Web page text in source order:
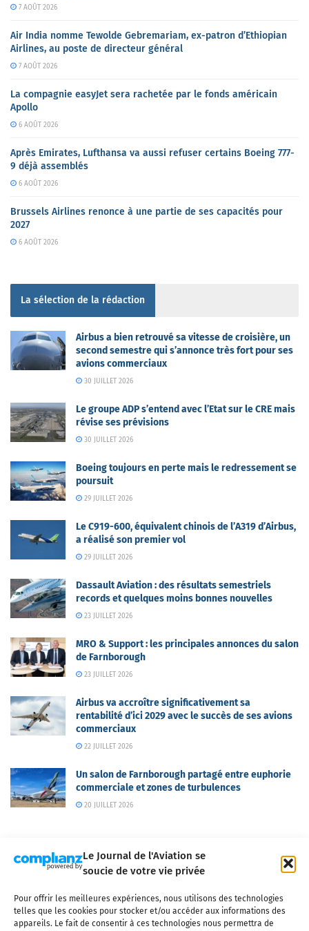
Le Journal de l'Aviation se
soucie de votre vie privée
Pour offrir les meilleures expériences, nous utilisons des technologies
telles que les cookies pour stocker et/ou accéder aux informations des
appareils. Le fait de consentir à ces technologies nous permettra de
7 AOÛT 2026
Air India nomme Tewolde Gebremariam, ex-patron d’Ethiopian
Airlines, au poste de directeur général
7 AOÛT 2026
La compagnie easyJet sera rachetée par le fonds américain
Apollo
6 AOÛT 2026
Après Emirates, Lufthansa va aussi refuser certains Boeing 777-
9 déjà assemblés
6 AOÛT 2026
Brussels Airlines renonce à une partie de ses capacités pour
2027
6 AOÛT 2026
La sélection de la rédaction
Airbus a bien retrouvé sa vitesse de croisière, un
second semestre qui s’annonce très fort pour ses
avions commerciaux
30 JUILLET 2026
Le groupe ADP s’entend avec l’Etat sur le CRE mais
révise ses prévisions
30 JUILLET 2026
Boeing toujours en perte mais le redressement se
poursuit
29 JUILLET 2026
Le C919-600, équivalent chinois de l’A319 d’Airbus,
a réalisé son premier vol
29 JUILLET 2026
Dassault Aviation : des résultats semestriels
records et quelques moins bonnes nouvelles
23 JUILLET 2026
MRO & Support : les principales annonces du salon
de Farnborough
23 JUILLET 2026
Airbus va accroître significativement sa
rentabilité d’ici 2029 avec le succès de ses avions
commerciaux
22 JUILLET 2026
Un salon de Farnborough partagé entre euphorie
commerciale et zones de turbulences
20 JUILLET 2026
Qui sommes-nous ? Nous contacter
Partenaires
Mentions légales
CGV Politique de confidentialité Cookies